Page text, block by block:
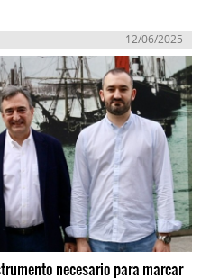
12/06/2025
necesario para marcar